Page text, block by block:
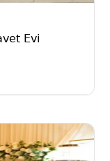
Evi